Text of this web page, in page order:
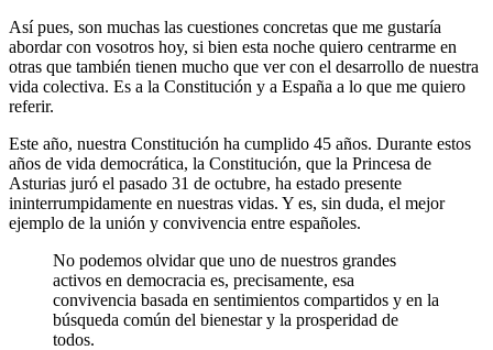
Así pues, son muchas las cuestiones concretas que me gustaría
abordar con vosotros hoy, si bien esta noche quiero centrarme en
otras que también tienen mucho que ver con el desarrollo de nuestra
vida colectiva. Es a la Constitución y a España a lo que me quiero
referir.
Este año, nuestra Constitución ha cumplido 45 años. Durante estos
años de vida democrática, la Constitución, que la Princesa de
Asturias juró el pasado 31 de octubre, ha estado presente
ininterrumpidamente en nuestras vidas. Y es, sin duda, el mejor
ejemplo de la unión y convivencia entre españoles.
No podemos olvidar que uno de nuestros grandes
activos en democracia es, precisamente, esa
convivencia basada en sentimientos compartidos y en la
búsqueda común del bienestar y la prosperidad de
todos.